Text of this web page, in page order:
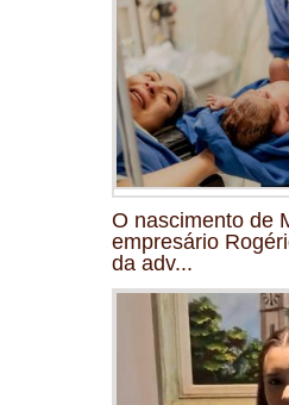
O nascimento de
empresário
da adv...